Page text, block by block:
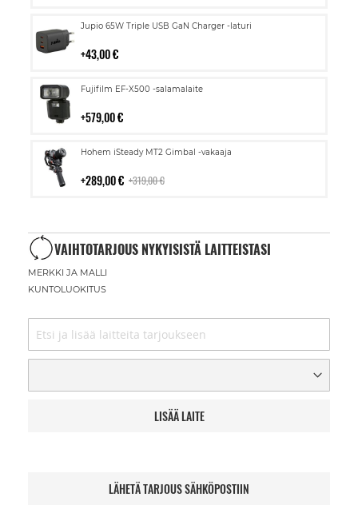
Jupio 65W Triple USB GaN Charger -laturi
43,00 €
Lisää
Fujifilm EF-X500 -salamalaite
579,00 €
Lisää
Hohem iSteady MT2 Gimbal -vakaaja
289,00 € 319,00 €
Lisää
VAIHTOTARJOUS NYKYISISTÄ LAITTEISTASI
MERKKI JA MALLI
KUNTOLUOKITUS
LISÄÄ LAITE
LÄHETÄ TARJOUS SÄHKÖPOSTIIN